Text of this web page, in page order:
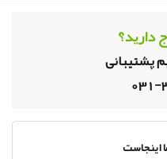
دارید؟
پشتیبانی
031-
اینجاست